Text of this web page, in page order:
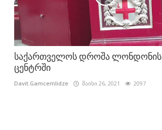
საქართველოს დროშა ლონდონის
ცენტრში
Davit.Gamcemlidze მაისი 26, 2021 2097